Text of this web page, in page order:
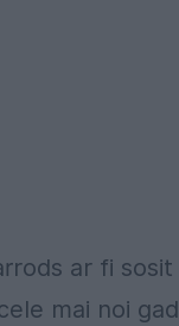
ar fi sosit
mai noi